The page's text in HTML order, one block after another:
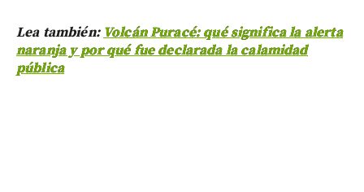
Lea también: Volcán Puracé: qué significa la alerta
naranja y por qué fue declarada la calamidad
pública